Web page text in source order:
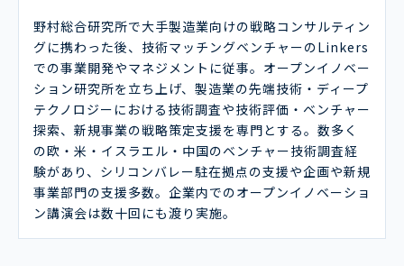
野村総合研究所で大手製造業向けの戦略コンサルティン
グに携わった後、技術マッチングベンチャーのLinkers
での事業開発やマネジメントに従事。オープンイノベー
ション研究所を立ち上げ、製造業の先端技術・ディープ
テクノロジーにおける技術調査や技術評価・ベンチャー
探索、新規事業の戦略策定支援を専門とする。数多く
の欧・米・イスラエル・中国のベンチャー技術調査経
験があり、シリコンバレー駐在拠点の支援や企画や新規
事業部門の支援多数。企業内でのオープンイノベーショ
ン講演会は数十回にも渡り実施。